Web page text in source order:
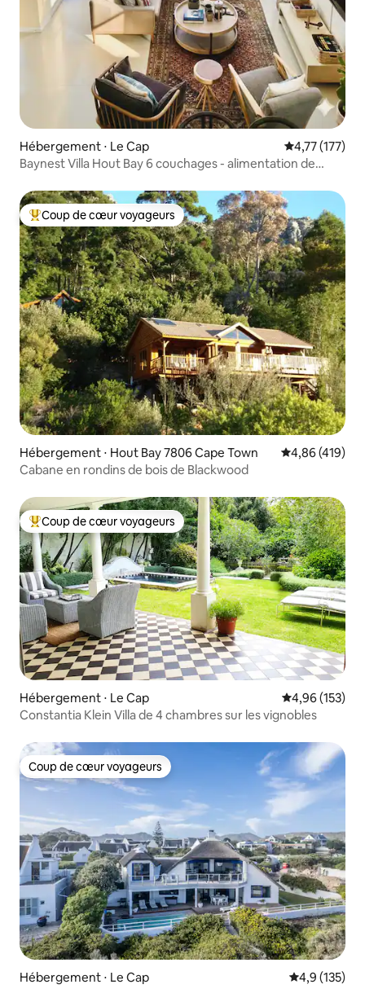
Hébergement ⋅ Le Cap Évaluation
4,77 (177)
Baynest Villa Hout Bay 6 couchages - alimentation de
Coups de cœur voyageurs les plus appréciés
Coup de cœur voyageurs
Hébergement ⋅ Hout Bay 7806 Cape Town Évaluation
4,86 (419)
Cabane en rondins de bois de Blackwood
Coups de cœur voyageurs les plus appréciés
Coup de cœur voyageurs
Hébergement ⋅ Le Cap Évaluation
4,96 (153)
Constantia Klein Villa de 4 chambres sur les vignobles
Coup de cœur voyageurs
Coup de cœur voyageurs
Hébergement ⋅ Le Cap Évaluation
4,9 (135)